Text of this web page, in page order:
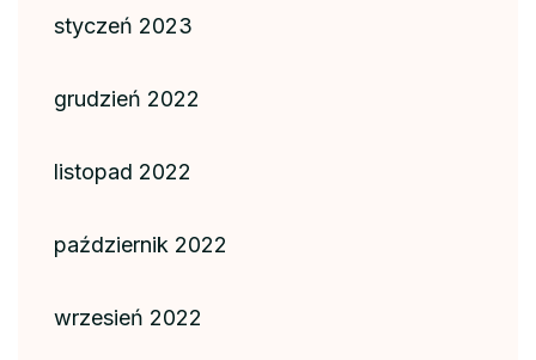
styczeń 2023
grudzień 2022
listopad 2022
październik 2022
wrzesień 2022